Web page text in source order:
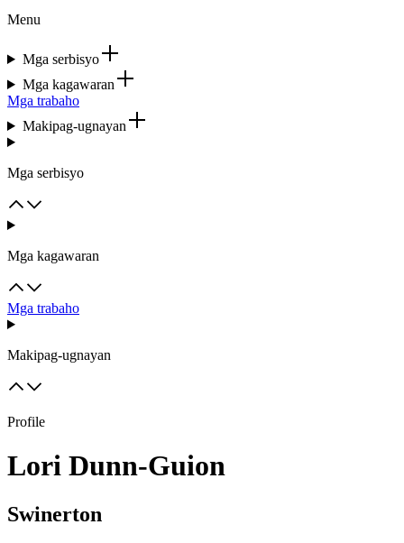
Menu
Mga serbisyo
Mga kagawaran
Mga trabaho
Makipag-ugnayan
Mga serbisyo
Mga kagawaran
Mga trabaho
Makipag-ugnayan
Profile
Lori Dunn-Guion
Swinerton